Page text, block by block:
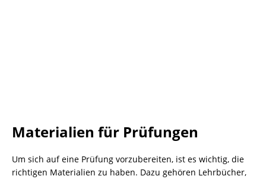
Materialien für Prüfungen
Um sich auf eine Prüfung vorzubereiten, ist es wichtig, die
richtigen Materialien zu haben. Dazu gehören Lehrbücher,